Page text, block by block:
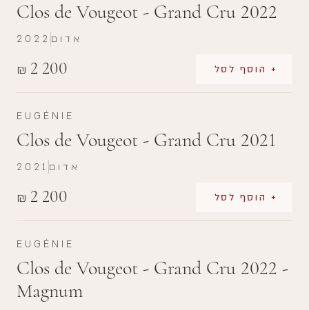
Clos de Vougeot - Grand Cru 2022
₪ 2 200 + הוסף לסל
2022 אדום
EUGÉNIE
Clos de Vougeot - Grand Cru 2021
₪ 2 200 + הוסף לסל
2021 אדום
EUGÉNIE
Clos de Vougeot - Grand Cru 2022 -
Magnum